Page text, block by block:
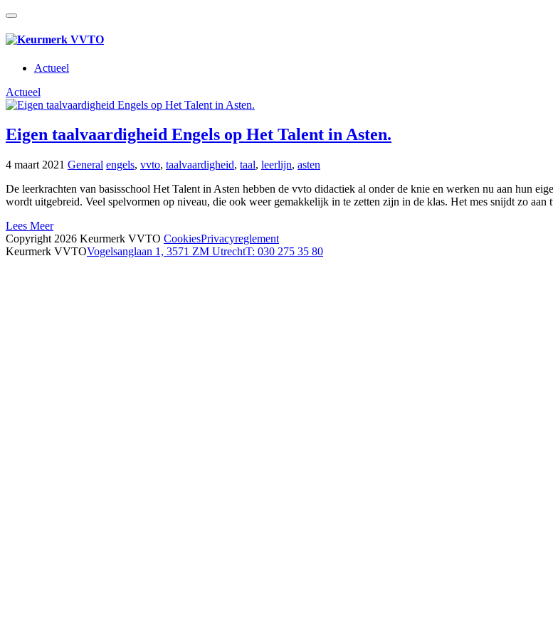
Actueel
Actueel
Eigen taalvaardigheid Engels op Het Talent in Asten.
4 maart 2021 General engels, vvto, taalvaardigheid, taal, leerlijn, asten
De leerkrachten van basisschool Het Talent in Asten hebben de vvto didactiek al onder de knie en werken nu aan hun
wordt uitgebreid. Veel spelvormen op niveau, die ook weer gemakkelijk in te zetten zijn in de klas. Het mes snijdt zo aan
Lees Meer
Copyright 2026 Keurmerk VVTO CookiesPrivacyreglement
Keurmerk VVTOVogelsanglaan 1, 3571 ZM UtrechtT: 030 275 35 80